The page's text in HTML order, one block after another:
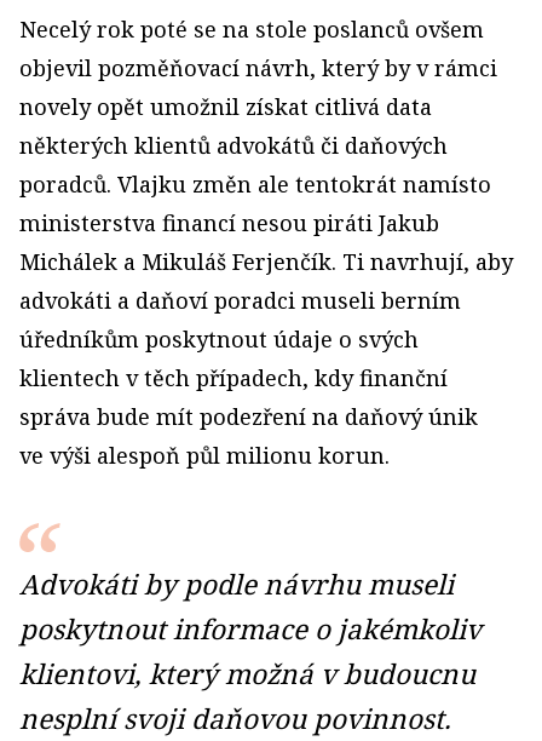
Necelý rok poté se na stole poslanců ovšem
objevil pozměňovací návrh, který by v rámci
novely opět umožnil získat citlivá data
některých klientů advokátů či daňových
poradců. Vlajku změn ale tentokrát namísto
ministerstva financí nesou piráti Jakub
Michálek a Mikuláš Ferjenčík. Ti navrhují, aby
advokáti a daňoví poradci museli berním
úředníkům poskytnout údaje o svých
klientech v těch případech, kdy finanční
správa bude mít podezření na daňový únik
ve výši alespoň půl milionu korun.
Advokáti by podle návrhu museli
poskytnout informace o jakémkoliv
klientovi, který možná v budoucnu
nesplní svoji daňovou povinnost.